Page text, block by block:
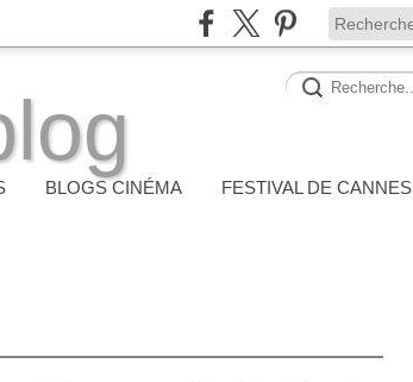
BLOGS CINÉMA FESTIVAL DE CANNES